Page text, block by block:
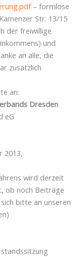
– formlose
Str. 13/15
der freiwillige
und
an alle, die
zusätzlich
an:
Dresden
eG
2013,
wird derzeit
ob noch Beiträge
bitte an unseren